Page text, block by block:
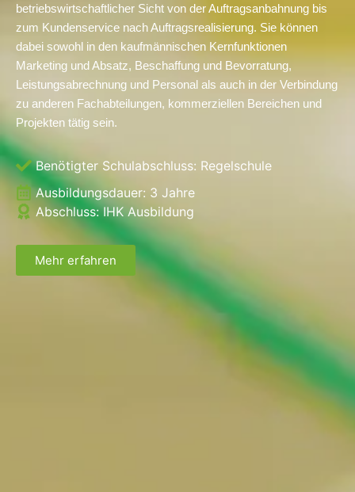
betriebswirtschaftlicher Sicht von der Auftragsanbahnung bis
zum Kundenservice nach Auftragsrealisierung. Sie können
dabei sowohl in den kaufmännischen Kernfunktionen
Marketing und Absatz, Beschaffung und Bevorratung,
Leistungsabrechnung und Personal als auch in der Verbindung
zu anderen Fachabteilungen, kommerziellen Bereichen und
Projekten tätig sein.
Benötigter Schulabschluss: Regelschule
Ausbildungsdauer: 3 Jahre
Abschluss: IHK Ausbildung
Mehr erfahren